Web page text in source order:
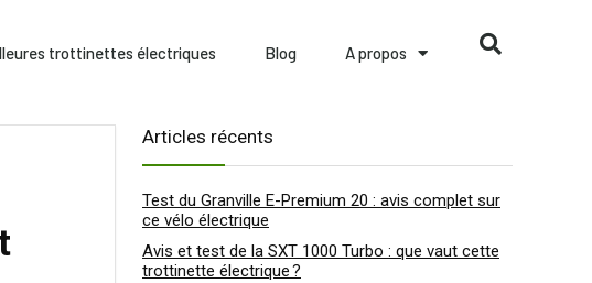
trottinettes électriques Blog A propos
Articles récents
Test du Granville E-Premium 20 : avis complet sur
ce vélo électrique
Avis et test de la SXT 1000 Turbo : que vaut cette
trottinette électrique ?